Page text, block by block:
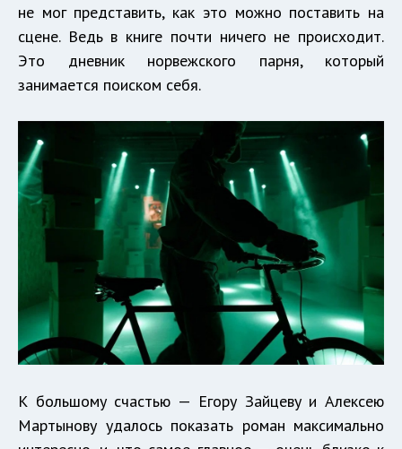
не мог представить, как это можно поставить на
сцене. Ведь в книге почти ничего не происходит.
Это дневник норвежского парня, который
занимается поиском себя.
К большому счастью — Егору Зайцеву и Алексею
Мартынову удалось показать роман максимально